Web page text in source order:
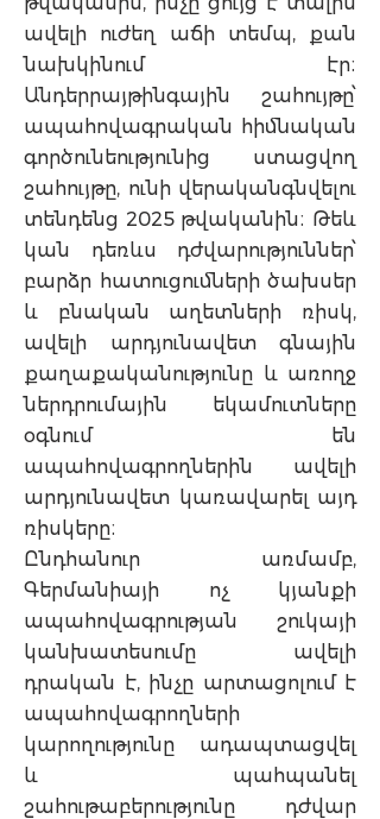
ավելի ուժեղ աճի տեմպ, քան
նախկինում էր։
Անդերրայթինգային շահույթը՝
ապահովագրական հիմնական
գործունեությունից ստացվող
շահույթը, ունի վերականգնվելու
տենդենց 2025 թվականին։ Թեև
կան դեռևս դժվարություններ՝
բարձր հատուցումների ծախսեր
և բնական աղետների ռիսկ,
ավելի արդյունավետ գնային
քաղաքականությունը և առողջ
ներդրումային եկամուտները
օգնում են
ապահովագրողներին ավելի
արդյունավետ կառավարել այդ
ռիսկերը։
Ընդհանուր առմամբ,
Գերմանիայի ոչ կյանքի
ապահովագրության շուկայի
կանխատեսումը ավելի
դրական է, ինչը արտացոլում է
ապահովագրողների
կարողությունը ադապտացվել
և պահպանել
շահութաբերությունը դժվար